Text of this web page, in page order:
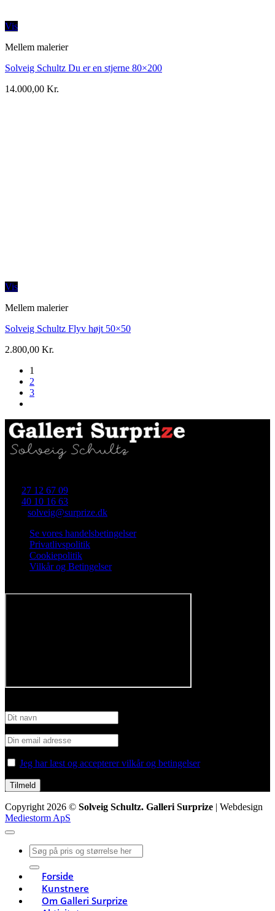
Vis
Mellem malerier
Solveig Schultz Du er en stjerne 80×200
14.000,00 Kr.
Vis
Mellem malerier
Solveig Schultz Flyv højt 50×50
2.800,00 Kr.
1
2
3
27 12 67 09
40 10 16 63
solveig@surprize.dk
Se vores handelsbetingelser
Privatlivspolitik
Cookiepolitik
Vilkår og Betingelser
Jeg har læst og accepterer vilkår og betingelser
Copyright 2026 © Solveig Schultz. Galleri Surprize | Webdesign
Mediestorm ApS
Søg
Forside
Kunstnere
Om Galleri Surprize